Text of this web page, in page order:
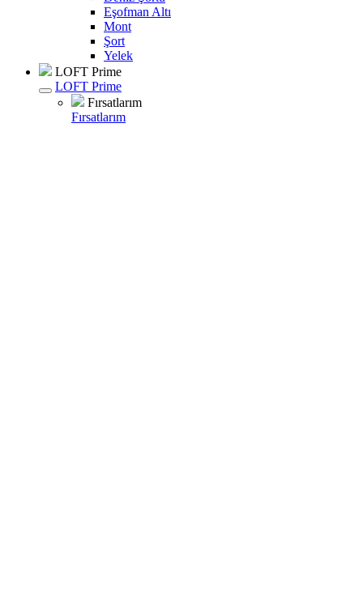
Eşofman Altı
Mont
Şort
Yelek
LOFT Prime
LOFT Prime
Fırsatlarım
Fırsatlarım